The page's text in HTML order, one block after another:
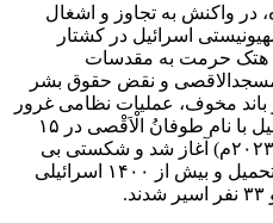
پس از بیش از ۹۰۰ ماه، در واکنش به تجاوز و اشغال
اسرائیل در کشتار
هتک حرمت به مقدسات
مسجدالاقصی و نقض حقوق بشر
مخوف، عملیات نظامی غرور
آفرین نیروهای حماس علیه اسرائیل با نام طوفانُ الْاَقْصی در ۱۵
مهر سال ۱۴۰۲ش (۷ اکتبر سال ۲۰۲۳م) آغاز شد و شکستی بی
سابقه و جبران ناپذیر به اسرائیل تحمیل و بیش از ۱۴۰۰ اسرائیلی